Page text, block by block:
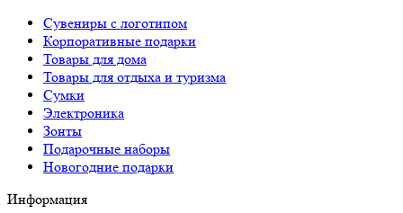
Сувениры с логотипом
Корпоративные подарки
Товары для дома
Товары для отдыха и туризма
Сумки
Электроника
Зонты
Подарочные наборы
Новогодние подарки
Информация